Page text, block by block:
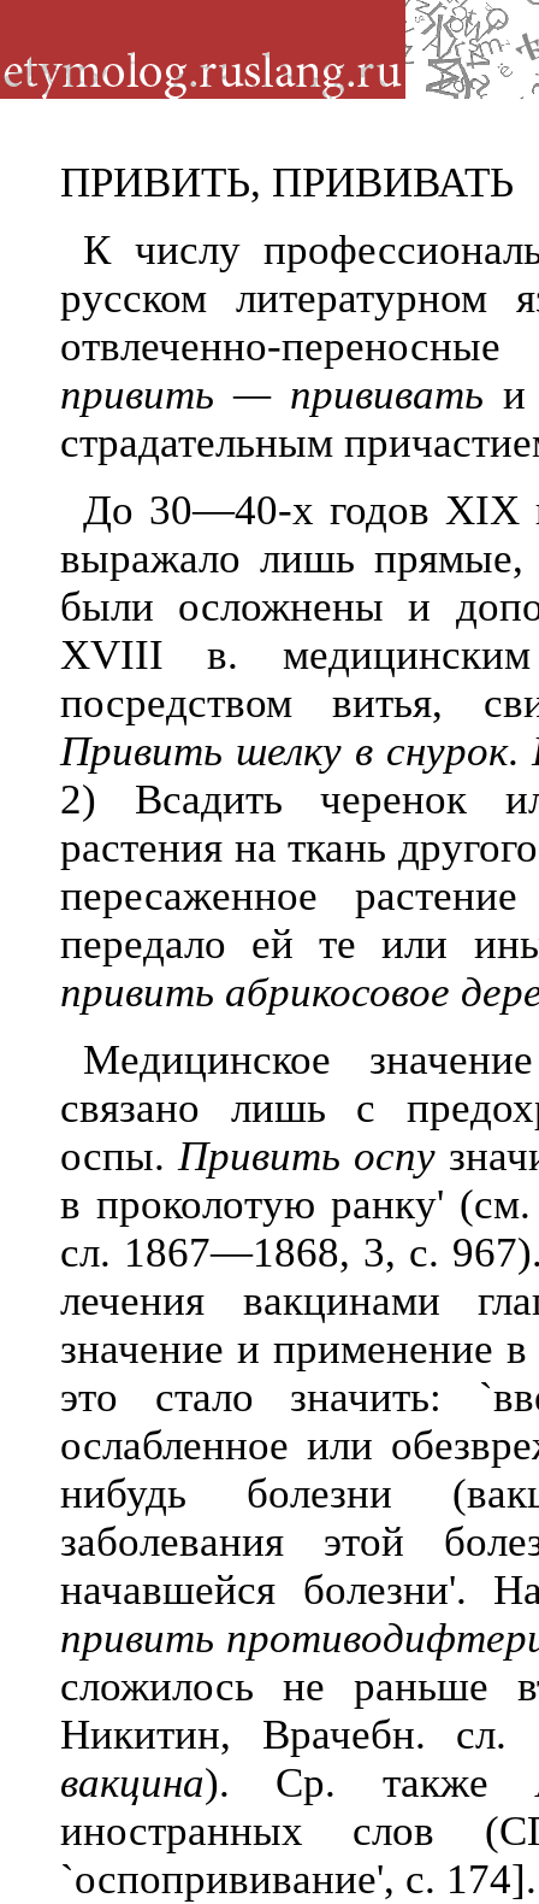
ПРИВИТЬ, ПРИВИВАТЬ
К числу
русском
отвлеченно-
привить — прививать
страдательным
До 30—40-х годов XIX
выражало лишь прямые,
были осложнены и
XVIII в.
посредством витья,
Привить шелку в снурок.
2) Всадить черенок
растения на ткань
пересаженное
передало ей те или
привить абрикосовое
Медицинское
связано лишь с
оспы.Привить оспу
в проколотую ранку'
сл. 1867—1868, 3, с.
лечения вакцинами
значение и применение
это стало значить:
ослабленное или
нибудь болезни
заболевания этой
начавшейся болезни'.
привить
сложилось не раньше
Никитин, Врачебн. сл.
вакцина). Ср. также
иностранных слов
`оспопрививание', с. 174].